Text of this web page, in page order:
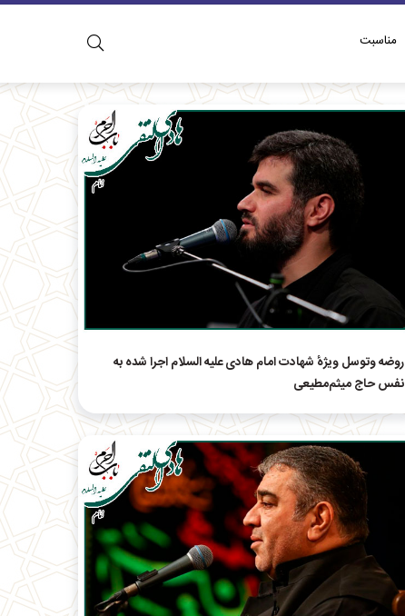
مناسبت
روضه وتوسل ویژهٔ شهادت امام هادی علیه السلام اجرا شده به
نفس حاج میثم‌مطیعی